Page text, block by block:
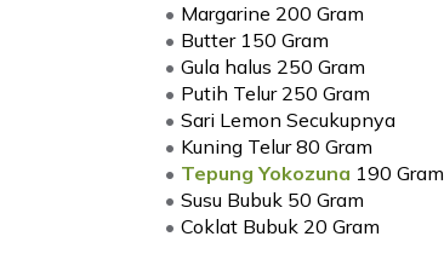
Margarine 200 Gram
Butter 150 Gram
Gula halus 250 Gram
Putih Telur 250 Gram
Sari Lemon Secukupnya
Kuning Telur 80 Gram
Tepung Yokozuna 190 Gram
Susu Bubuk 50 Gram
Coklat Bubuk 20 Gram